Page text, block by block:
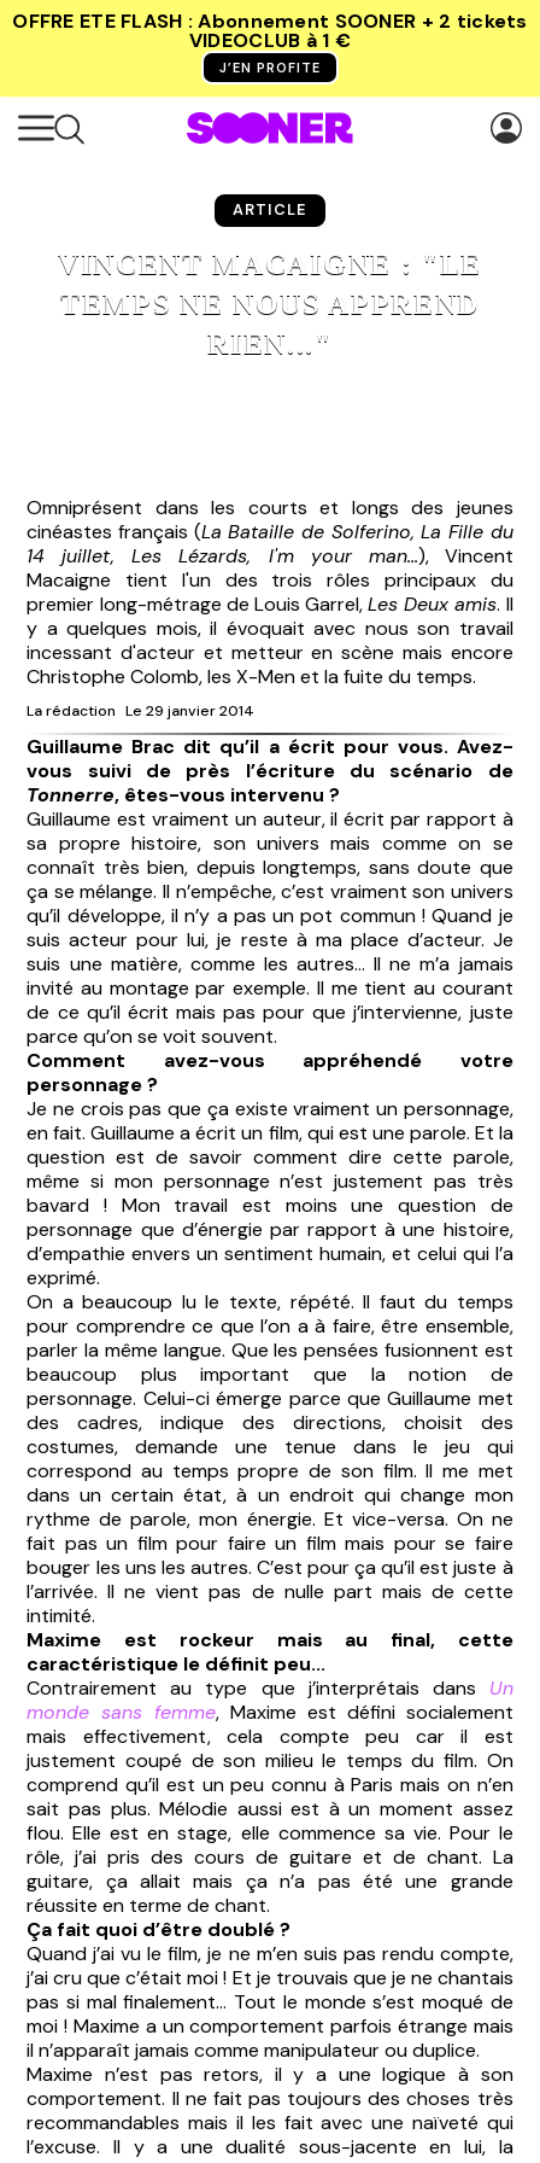
OFFRE ETE FLASH : Abonnement SOONER + 2 tickets
VIDEOCLUB à 1 €
J’EN PROFITE
ARTICLE
VINCENT MACAIGNE : "LE
TEMPS NE NOUS APPREND
RIEN..."
Omniprésent dans les courts et longs des jeunes
cinéastes français (La Bataille de Solferino, La Fille du
14 juillet, Les Lézards, I'm your man...), Vincent
Macaigne tient l'un des trois rôles principaux du
premier long-métrage de Louis Garrel,Les Deux amis. Il
y a quelques mois, il évoquait avec nous son travail
incessant d'acteur et metteur en scène mais encore
Christophe Colomb, les X-Men et la fuite du temps.
La rédaction Le 29 janvier 2014
Guillaume Brac dit qu’il a écrit pour vous. Avez-
vous suivi de près l’écriture du scénario de
Tonnerre, êtes-vous intervenu ?
Guillaume est vraiment un auteur, il écrit par rapport à
sa propre histoire, son univers mais comme on se
connaît très bien, depuis longtemps, sans doute que
ça se mélange. Il n’empêche, c’est vraiment son univers
qu’il développe, il n’y a pas un pot commun ! Quand je
suis acteur pour lui, je reste à ma place d’acteur. Je
suis une matière, comme les autres... Il ne m’a jamais
invité au montage par exemple. Il me tient au courant
de ce qu’il écrit mais pas pour que j’intervienne, juste
parce qu’on se voit souvent.
Comment avez-vous appréhendé votre
personnage ?
Je ne crois pas que ça existe vraiment un personnage,
en fait. Guillaume a écrit un film, qui est une parole. Et la
question est de savoir comment dire cette parole,
même si mon personnage n’est justement pas très
bavard ! Mon travail est moins une question de
personnage que d’énergie par rapport à une histoire,
d’empathie envers un sentiment humain, et celui qui l’a
exprimé.
On a beaucoup lu le texte, répété. Il faut du temps
pour comprendre ce que l’on a à faire, être ensemble,
parler la même langue. Que les pensées fusionnent est
beaucoup plus important que la notion de
personnage. Celui-ci émerge parce que Guillaume met
des cadres, indique des directions, choisit des
costumes, demande une tenue dans le jeu qui
correspond au temps propre de son film. Il me met
dans un certain état, à un endroit qui change mon
rythme de parole, mon énergie. Et vice-versa. On ne
fait pas un film pour faire un film mais pour se faire
bouger les uns les autres. C’est pour ça qu’il est juste à
l’arrivée. Il ne vient pas de nulle part mais de cette
intimité.
Maxime est rockeur mais au final, cette
caractéristique le définit peu...
Contrairement au type que j’interprétais dans Un
monde sans femme, Maxime est défini socialement
mais effectivement, cela compte peu car il est
justement coupé de son milieu le temps du film. On
comprend qu’il est un peu connu à Paris mais on n’en
sait pas plus. Mélodie aussi est à un moment assez
flou. Elle est en stage, elle commence sa vie. Pour le
rôle, j’ai pris des cours de guitare et de chant. La
guitare, ça allait mais ça n’a pas été une grande
réussite en terme de chant.
Ça fait quoi d’être doublé ?
Quand j’ai vu le film, je ne m’en suis pas rendu compte,
j’ai cru que c’était moi ! Et je trouvais que je ne chantais
pas si mal finalement... Tout le monde s’est moqué de
moi ! Maxime a un comportement parfois étrange mais
il n’apparaît jamais comme manipulateur ou duplice.
Maxime n’est pas retors, il y a une logique à son
comportement. Il ne fait pas toujours des choses très
recommandables mais il les fait avec une naïveté qui
l’excuse. Il y a une dualité sous-jacente en lui, la